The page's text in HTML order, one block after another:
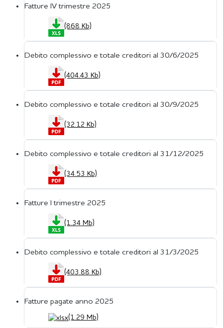
Fatture IV trimestre 2025
(868 Kb)
Debito complessivo e totale creditori al 30/6/2025
(404.43 Kb)
Debito complessivo e totale creditori al 30/9/2025
(32.12 Kb)
Debito complessivo e totale creditori al 31/12/2025
(34.53 Kb)
Fatture I trimestre 2025
(1.34 Mb)
Debito complessivo e totale creditori al 31/3/2025
(403.88 Kb)
Fatture pagate anno 2025
(1.29 Mb)